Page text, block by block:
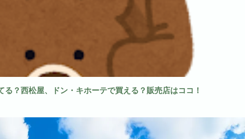
る？西松屋、ドン・キホーテで買える？販売店はココ！